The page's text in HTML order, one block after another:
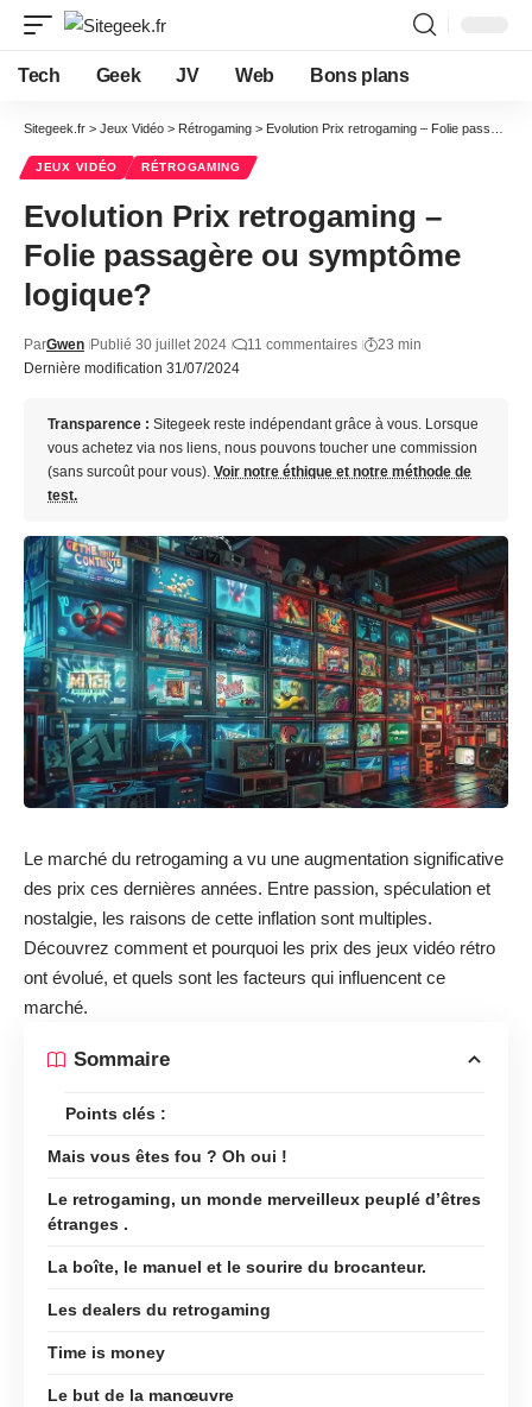
Tech Geek JV Web Bons plans
Sitegeek.fr > Jeux Vidéo > Rétrogaming > Evolution Prix retrogaming – Folie passagère ou symptôme logique?
JEUX VIDÉO RÉTROGAMING
Evolution Prix retrogaming –
Folie passagère ou symptôme
logique?
Dernière modification 31/07/2024
ParGwen Publié 30 juillet 2024 11 commentaires 23 min
Transparence : Sitegeek reste indépendant grâce à vous. Lorsque
vous achetez via nos liens, nous pouvons toucher une commission
(sans surcoût pour vous). Voir notre éthique et notre méthode de
test.
Le marché du retrogaming a vu une augmentation significative
des prix ces dernières années. Entre passion, spéculation et
nostalgie, les raisons de cette inflation sont multiples.
Découvrez comment et pourquoi les prix des jeux vidéo rétro
ont évolué, et quels sont les facteurs qui influencent ce
marché.
Sommaire
Points clés :
Mais vous êtes fou ? Oh oui !
Le retrogaming, un monde merveilleux peuplé d’êtres
étranges .
La boîte, le manuel et le sourire du brocanteur.
Les dealers du retrogaming
Time is money
Le but de la manœuvre